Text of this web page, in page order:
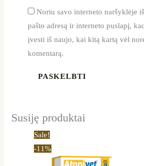
Noriu savo interneto naršyklėje
pašto adresą ir interneto puslapį,
įvesti iš naujo, kai kitą kartą vėl
komentarą.
Susiję produktai
Sale!
-11%
22,50 €.19,99 €.